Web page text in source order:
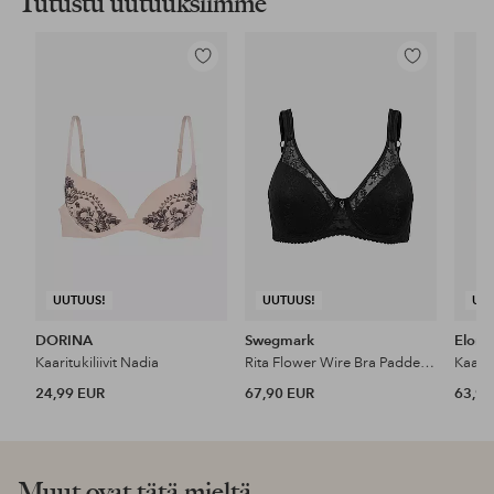
UUTUUS!
Lisää
DORINA
Kaaritukiliivit Nadia
24,99 EUR
UUTUUS!
Lisää
Swegmark
Rita Flower Wire Bra Padded Cups
67,90 EUR
Elomi
63,95